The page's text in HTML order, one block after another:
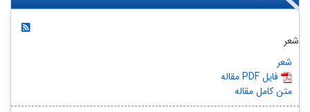
شعر
شعر
مقاله PDF فایل
متن کامل مقاله